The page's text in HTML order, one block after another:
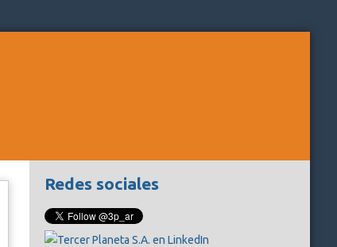
Redes sociales